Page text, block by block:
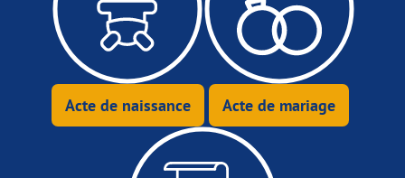
Acte de naissance Acte de mariage